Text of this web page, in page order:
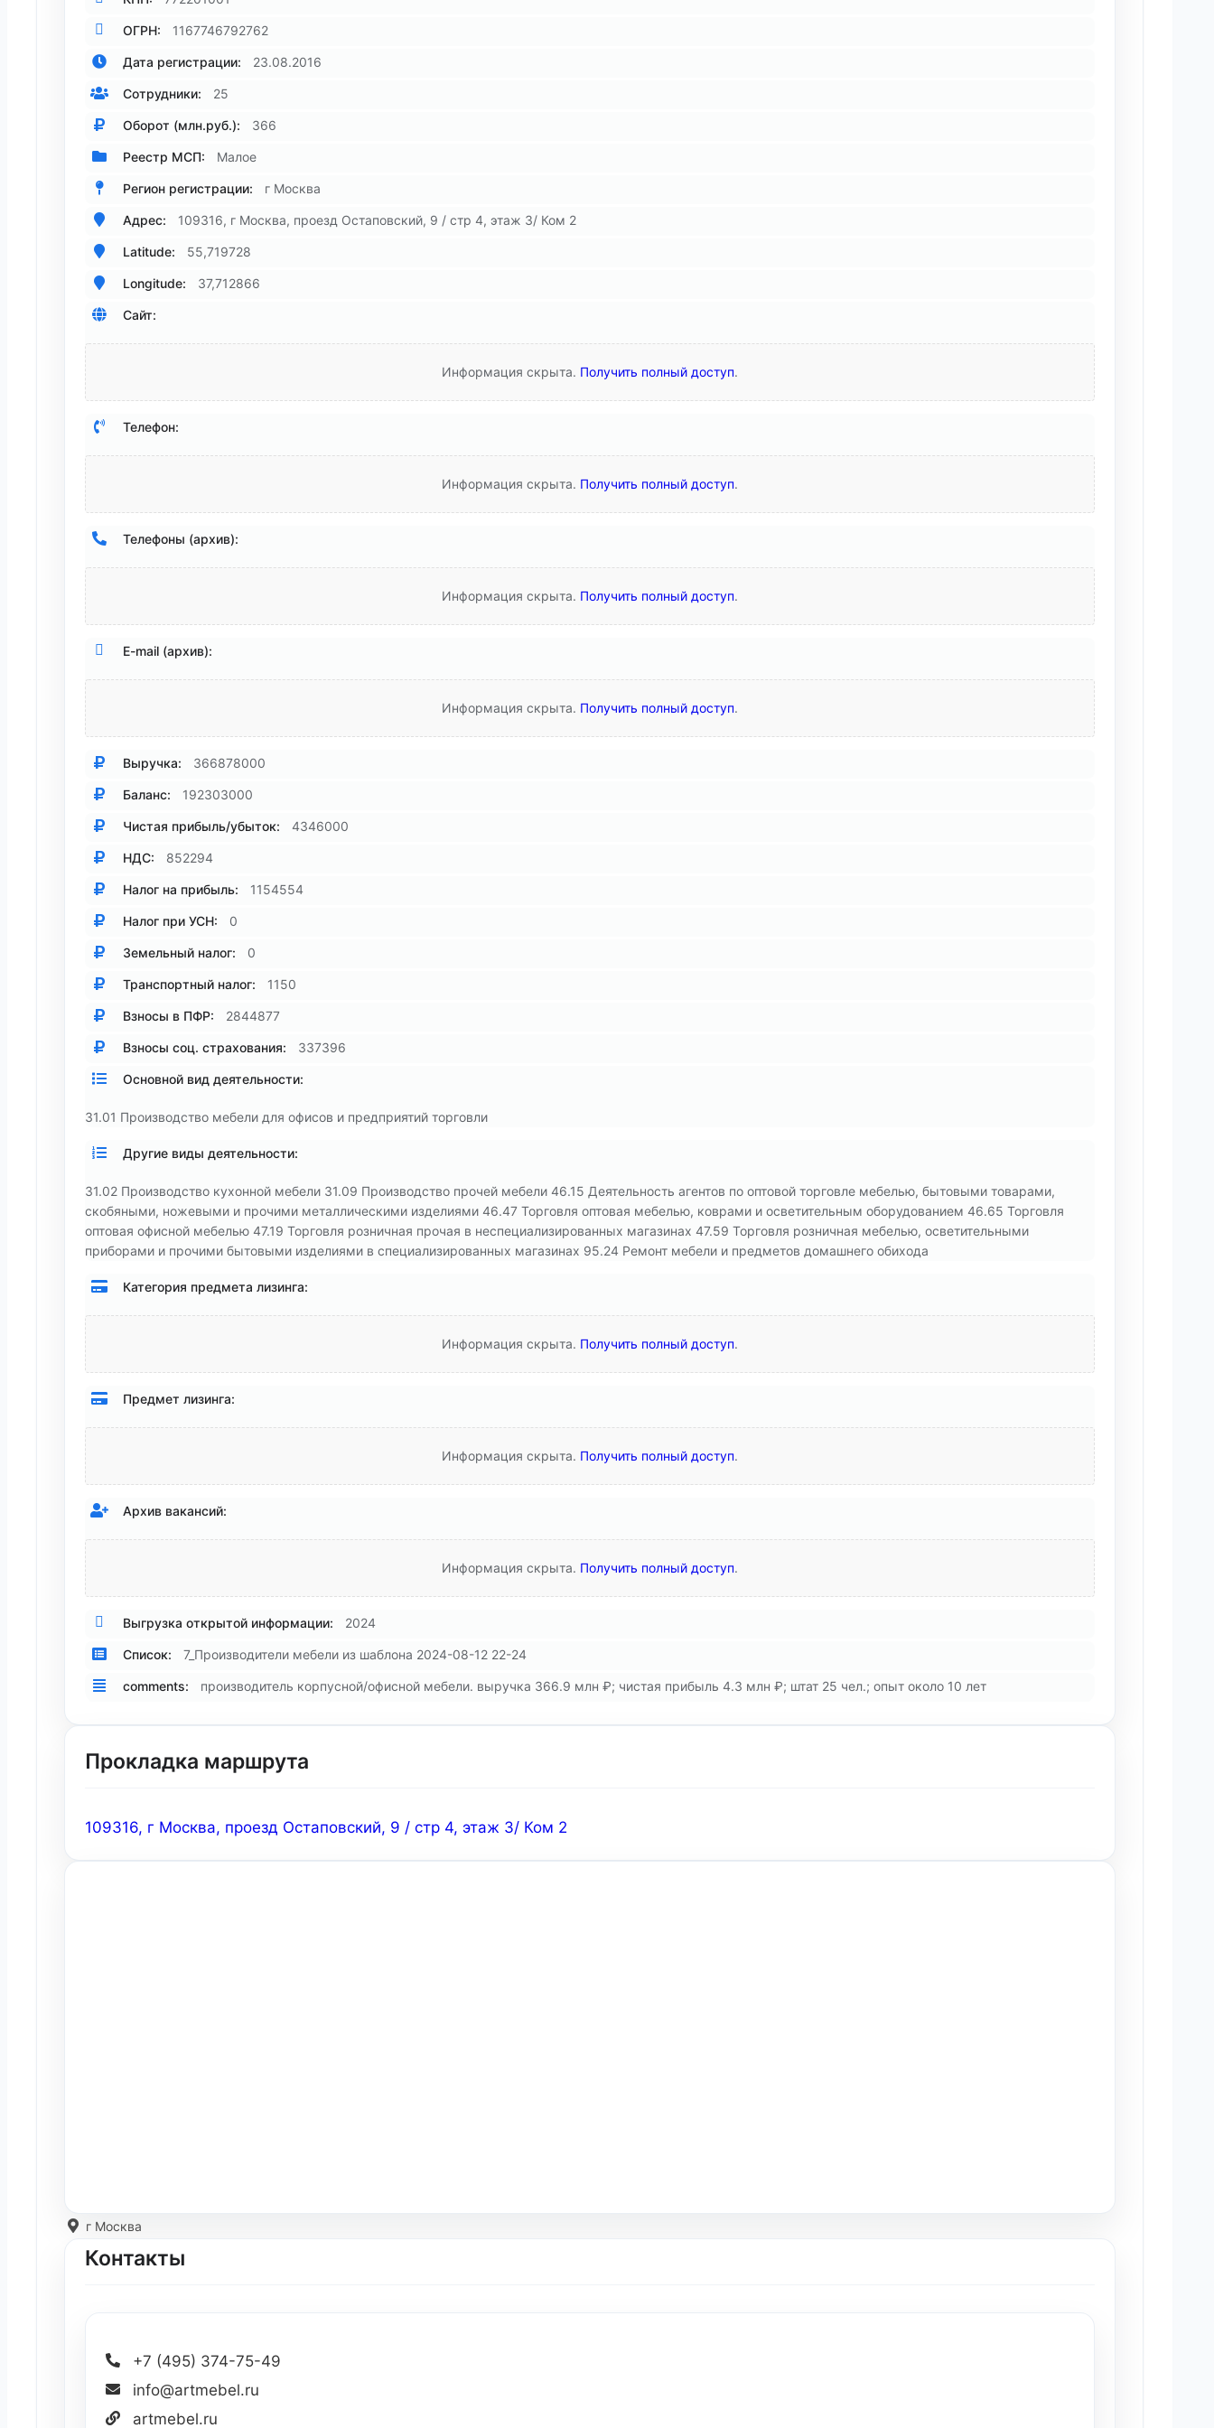
ОГРН: 1167746792762
Дата регистрации: 23.08.2016
Сотрудники: 25
Оборот (млн.руб.): 366
Реестр МСП: Малое
Регион регистрации: г Москва
Адрес: 109316, г Москва, проезд Остаповский, 9 / стр 4, этаж 3/ Ком 2
Latitude: 55,719728
Longitude: 37,712866
Сайт:
Информация скрыта. Получить полный доступ.
Телефон:
Информация скрыта. Получить полный доступ.
Телефоны (архив):
Информация скрыта. Получить полный доступ.
E-mail (архив):
Информация скрыта. Получить полный доступ.
Выручка: 366878000
Баланс: 192303000
Чистая прибыль/убыток: 4346000
НДС: 852294
Налог на прибыль: 1154554
Налог при УСН: 0
Земельный налог: 0
Транспортный налог: 1150
Взносы в ПФР: 2844877
Взносы соц. страхования: 337396
Основной вид деятельности:
31.01 Производство мебели для офисов и предприятий торговли
Другие виды деятельности:
31.02 Производство кухонной мебели 31.09 Производство прочей мебели 46.15 Деятельность агентов по оптовой торговле мебелью, бытовыми товарами,
скобяными, ножевыми и прочими металлическими изделиями 46.47 Торговля оптовая мебелью, коврами и осветительным оборудованием 46.65 Торговля
оптовая офисной мебелью 47.19 Торговля розничная прочая в неспециализированных магазинах 47.59 Торговля розничная мебелью, осветительными
приборами и прочими бытовыми изделиями в специализированных магазинах 95.24 Ремонт мебели и предметов домашнего обихода
Категория предмета лизинга:
Информация скрыта. Получить полный доступ.
Предмет лизинга:
Информация скрыта. Получить полный доступ.
Архив вакансий:
Информация скрыта. Получить полный доступ.
Выгрузка открытой информации: 2024
Список: 7_Производители мебели из шаблона 2024-08-12 22-24
comments: производитель корпусной/офисной мебели. выручка 366.9 млн ₽; чистая прибыль 4.3 млн ₽; штат 25 чел.; опыт около 10 лет
Прокладка маршрута
109316, г Москва, проезд Остаповский, 9 / стр 4, этаж 3/ Ком 2
г Москва
Контакты
+7 (495) 374-75-49
info@artmebel.ru
artmebel.ru